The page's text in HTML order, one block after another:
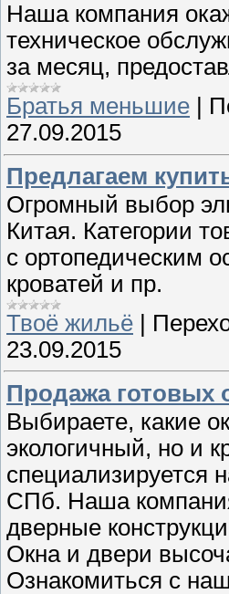
Наша компания
техническое
за месяц,
Братья меньшие
27.09.2015
Предлагаем
Огромный выбор
Китая. Категории
с ортопедическим
кроватей и пр.
Твоё жильё
23.09.2015
Продажа готовых
Выбираете, какие
экологичный, но и
специализируется
СПб. Наша
дверные
Окна и двери
Ознакомиться с